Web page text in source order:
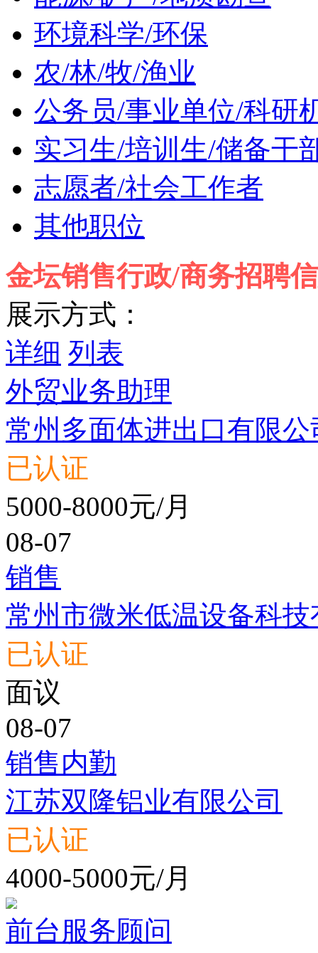
环境科学/环保
农/林/牧/渔业
公务员/事业单位/科研
实习生/培训生/储备干
志愿者/社会工作者
其他职位
金坛销售行政/商务招聘
展示方式：
详细 列表
外贸业务助理
常州多面体进出口有限公
已认证
5000-8000元/月
08-07
销售
常州市微米低温设备科
已认证
面议
08-07
销售内勤
江苏双隆铝业有限公司
已认证
4000-5000元/月
前台服务顾问